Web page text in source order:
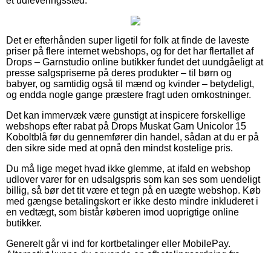
Det er efterhånden super ligetil for folk at finde de laveste
priser på flere internet webshops, og for det har flertallet af
Drops – Garnstudio online butikker fundet det uundgåeligt at
presse salgspriserne på deres produkter – til børn og
babyer, og samtidig også til mænd og kvinder – betydeligt,
og endda nogle gange præstere fragt uden omkostninger.
Det kan immervæk være gunstigt at inspicere forskellige
webshops efter rabat på Drops Muskat Garn Unicolor 15
Koboltblå før du gennemfører din handel, sådan at du er på
den sikre side med at opnå den mindst kostelige pris.
Du må lige meget hvad ikke glemme, at ifald en webshop
udlover varer for en udsalgspris som kan ses som uendeligt
billig, så bør det tit være et tegn på en uægte webshop. Køb
med gængse betalingskort er ikke desto mindre inkluderet i
en vedtægt, som bistår køberen imod uoprigtige online
butikker.
Generelt går vi ind for kortbetalinger eller MobilePay.